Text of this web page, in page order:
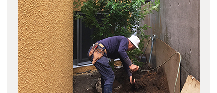
高野台の家 1706竣工 (1)
南平台TT 1704竣工 (1)
白河のビル 1703竣工
井の頭の家N 1703竣工 (3)
いわきのスタジオ 1612竣工 (7)
神保町の集合住宅 1609竣工 (3)